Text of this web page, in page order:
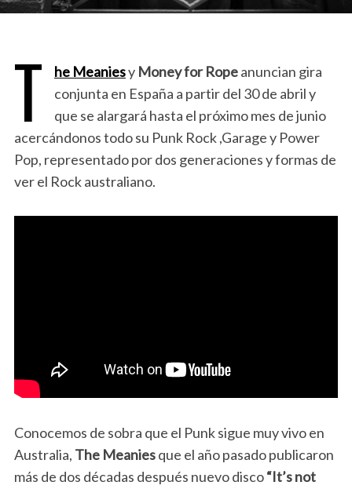
T he Meaniesy Money for Ropeanuncian gira
conjunta en España a partir del 30 de abril y
que se alargará hasta el próximo mes de junio
acercándonos todo su Punk Rock ,Garage y Power
Pop, representado por dos generaciones y formas de
ver el Rock australiano.
Conocemos de sobra que el Punk sigue muy vivo en
Australia, The Meaniesque el año pasado publicaron
más de dos décadas después nuevo disco“It’s not